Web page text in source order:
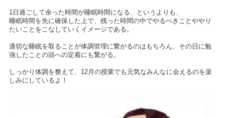
1日過ごして余った時間が睡眠時間になる、というよりも、
睡眠時間を先に確保した上で、残った時間の中でやるべきことややり
たいことをこなしていくイメージである。
適切な睡眠を取ることが体調管理に繋がるのはもちろん、その日に勉
強したことの頭への定着にも繋がる。
しっかり体調を整えて、12月の授業でも元気なみんなに会えるのを楽
しみにしているよ！